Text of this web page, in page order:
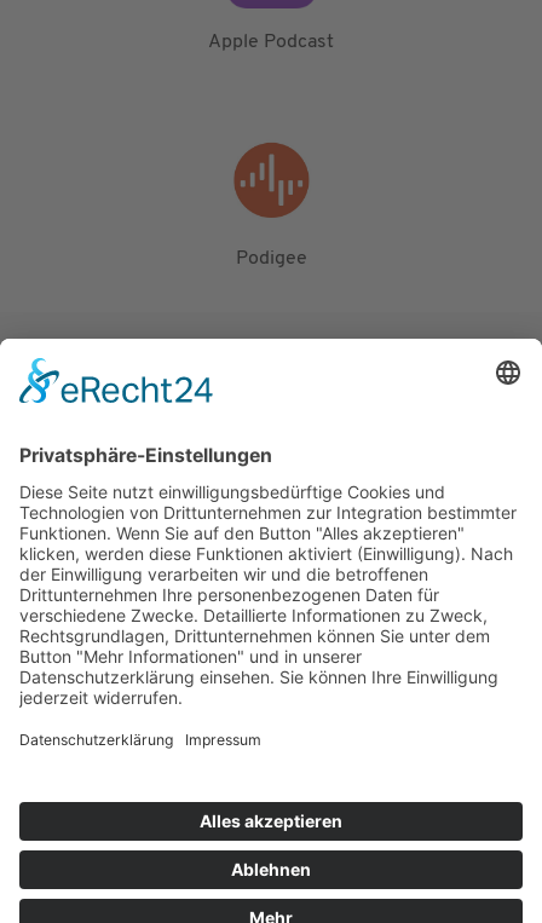
Apple Podcast
Podigee
Datenschutz
©2023 Christoph Strasser – Alle Rechte vorbehalten